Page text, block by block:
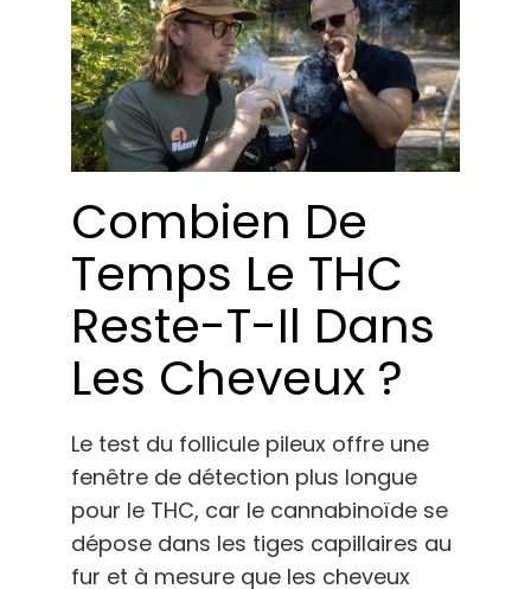
Combien De
Temps Le THC
Reste-T-Il Dans
Les Cheveux ?
Le test du follicule pileux offre une
fenêtre de détection plus longue
pour le THC, car le cannabinoïde se
dépose dans les tiges capillaires au
fur et à mesure que les cheveux